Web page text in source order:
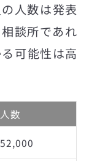
人数は発表
談所であれ
可能性は高
人数
52,000